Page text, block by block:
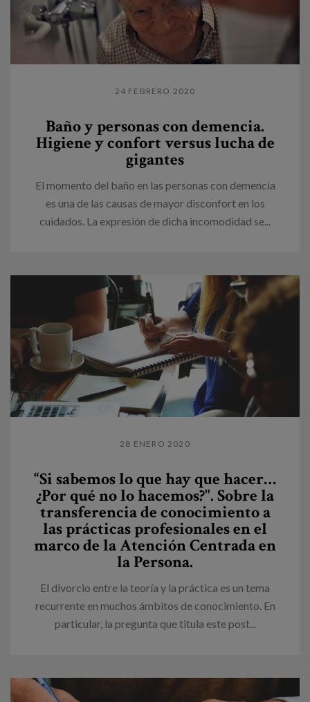
24 FEBRERO 2020
Baño y personas con demencia.
Higiene y confort versus lucha de
gigantes
El momento del baño en las personas con demencia
es una de las causas de mayor disconfort en los
cuidados. La expresión de dicha incomodidad se...
28 ENERO 2020
“Si sabemos lo que hay que hacer…
¿Por qué no lo hacemos?". Sobre la
transferencia de conocimiento a
las prácticas profesionales en el
marco de la Atención Centrada en
la Persona.
El divorcio entre la teoría y la práctica es un tema
recurrente en muchos ámbitos de conocimiento. En
particular, la pregunta que titula este post...